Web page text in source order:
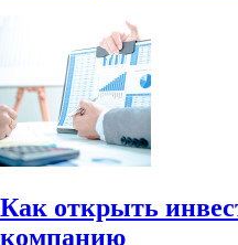
Как открыть
компанию